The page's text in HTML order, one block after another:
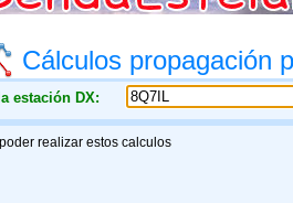
Cálculos propagación
estación DX: